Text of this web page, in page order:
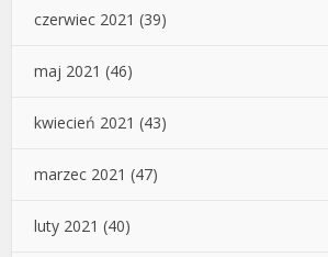
czerwiec 2021 (39)
maj 2021 (46)
kwiecień 2021 (43)
marzec 2021 (47)
luty 2021 (40)